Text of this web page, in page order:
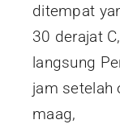
ditempat
30 derajat
langsung
jam setelah
maag,